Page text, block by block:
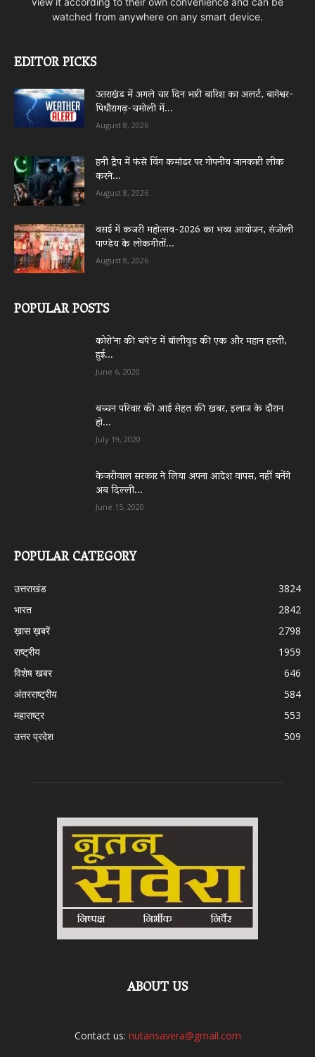
watched from anywhere on any smart device.
EDITOR PICKS
उत्तराखंड में अगले चार दिन भारी बारिश का अलर्ट, बागेश्वर-
पिथौरागढ़-चमोली में...
August 8, 2026
हनी ट्रैप में फंसे विंग कमांडर पर गोपनीय जानकारी लीक
करने...
August 8, 2026
वसई में कजरी महोत्सव-2026 का भव्य आयोजन, संजोली
पाण्डेय के लोकगीतों...
August 8, 2026
POPULAR POSTS
कोरो’ना की चपे’ट में बॉलीवुड की एक और महान हस्ती,
हुई...
June 6, 2020
बच्चन परिवार की आई सेहत की खबर, इलाज के दौरान
हो...
July 19, 2020
केजरीवाल सरकार ने लिया अपना आदेश वापस, नहीं बनेंगे
अब दिल्ली...
June 15, 2020
POPULAR CATEGORY
उत्तराखंड
3824
भारत
2842
ख़ास ख़बरें
2798
राष्ट्रीय
1959
विशेष खबर
646
अंतरराष्ट्रीय
584
महाराष्ट्र
553
उत्तर प्रदेश
509
ABOUT US
Contact us: nutansavera@gmail.com